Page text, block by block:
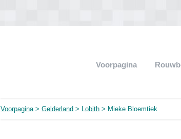
Voorpagina
Voorpagina>Gelderland > Lobith > Mieke Bloemtiek